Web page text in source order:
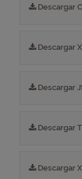
Descargar
Descargar
Descargar
Descargar
Descargar